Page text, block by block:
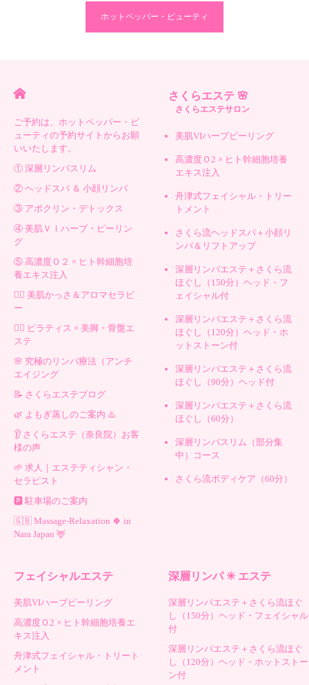
ホットペッパー・ビューティ
ご予約は、ホットペッパー・ビ
ューティの予約サイトからお願
いいたします。
① 深層リンパスリム
② ヘッドスパ ＆ 小顔リンパ
③ アポクリン・デトックス
④ 美肌ＶＩハーブ・ピーリン
グ
⑤ 高濃度Ｏ２ × ヒト幹細胞培
養エキス注入
💆‍♀️ 美肌かっさ＆アロマセラピ
ー
🧘‍♀️ ピラティス × 美脚・骨盤エ
ステ
🌸 究極のリンパ療法（アンチ
エイジング
📝 さくらエステブログ
🌿 よもぎ蒸しのご案内 ♨️
👂 さくらエステ（奈良院）お客
様の声
🌱 求人｜エステティシャン・
セラピスト
🅿️ 駐車場のご案内
🇬🇧 Massage-Relaxation 🍀 in
Nara Japan 🦌
さくらエステ 🌸
さくらエステサロン
美肌VIハーブピーリング
高濃度Ｏ2 × ヒト幹細胞培養
エキス注入
舟津式フェイシャル・トリー
トメント
さくら流ヘッドスパ＋小顔リ
ンパ＆リフトアップ
深層リンパエステ＋さくら流
ほぐし（150分）ヘッド・フ
ェイシャル付
深層リンパエステ＋さくら流
ほぐし（120分）ヘッド・ホ
ットストーン付
深層リンパエステ＋さくら流
ほぐし（90分）ヘッド付
深層リンパエステ＋さくら流
ほぐし（60分）
深層リンパスリム（部分集
中）コース
さくら流ボディケア（60分）
フェイシャルエステ
美肌VIハーブピーリング
高濃度Ｏ2 × ヒト幹細胞培養エ
キス注入
舟津式フェイシャル・トリート
メント
深層リンパ ✳︎ エステ
深層リンパエステ＋さくら流ほぐ
し（150分）ヘッド・フェイシャル
付
深層リンパエステ＋さくら流ほぐ
し（120分）ヘッド・ホットストー
ン付